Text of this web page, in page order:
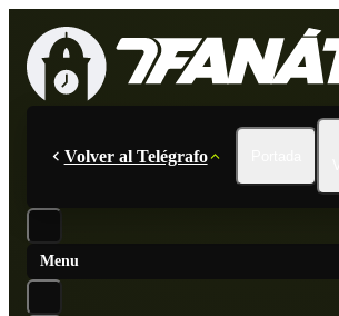
Volver al Telégrafo
Menu